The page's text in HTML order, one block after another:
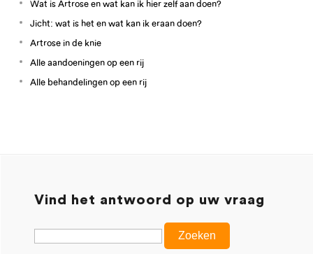
Wat is Artrose en wat kan ik hier zelf aan doen?
Jicht: wat is het en wat kan ik eraan doen?
Artrose in de knie
Alle aandoeningen op een rij
Alle behandelingen op een rij
Vind het antwoord op uw vraag